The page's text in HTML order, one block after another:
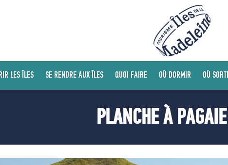
LES ÎLES SE RENDRE AUX ÎLES QUOI FAIRE OÙ DORMIR OÙ
PLANCHE À